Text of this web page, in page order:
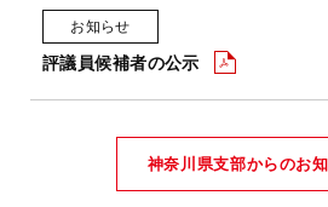
お知らせ
評議員候補者の公示
神奈川県支部からのお